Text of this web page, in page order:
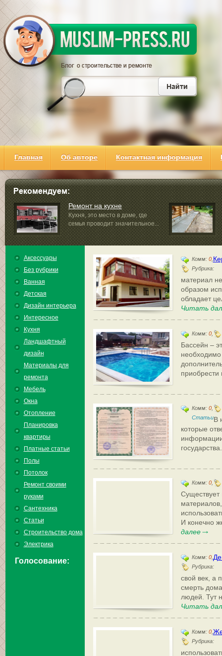
Главная Об авторе Контактная информация
Ремонт на кухне
Кухня, это место в доме, где
семья проводит значительное...
Аксессуары
Без рубрики
Ванная
Детская
Дизайн интерьера
Интересное
Кухня
Ландшафтный
дизайн
Материалы для
ремонта
Мебель
Окна
Отопление
Планировка
квартиры
Платные статьи
Полы
Потолок
Ремонт своими
руками
Сантехника
Статьи
Строительство дома
Электрика
Голосование:
Комм: 0,
Рубрика:
материал
образом
обладает
Читать
Комм: 0,
Бассейн –
Комм: 0,
СтатьиВ
которые
Комм: 0,
Существует
И конечно
далее
Комм: 0,
Рубрика:
свой век, а
смерть
людей. Тут
Читать
Комм: 0,
Рубрика: